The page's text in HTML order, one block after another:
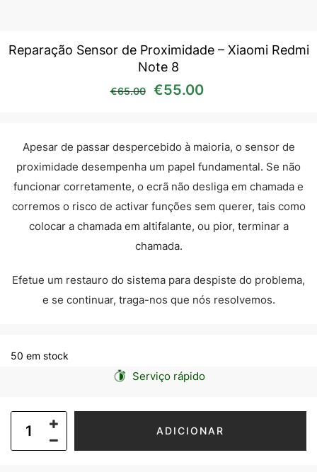
Reparação Sensor de Proximidade – Xiaomi Redmi
Note 8
€65.00 O preço original era:
€55.00
Apesar de passar despercebido à maioria, o sensor de
proximidade desempenha um papel fundamental. Se não
funcionar corretamente, o ecrã não desliga em chamada e
corremos o risco de activar funções sem querer, tais como
colocar a chamada em altifalante, ou pior, terminar a
chamada.
Efetue um restauro do sistema para despiste do problema,
e se continuar, traga-nos que nós resolvemos.
50 em stock
Serviço rápido
ADICIONAR